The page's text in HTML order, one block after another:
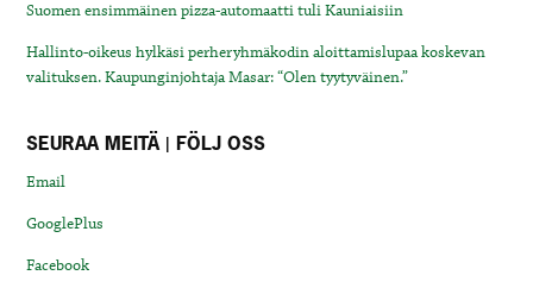
Suomen ensimmäinen pizza-automaatti tuli Kauniaisiin
Hallinto-oikeus hylkäsi perheryhmäkodin aloittamislupaa koskevan
valituksen. Kaupunginjohtaja Masar: “Olen tyytyväinen.”
SEURAA MEITÄ | FÖLJ OSS
Email
GooglePlus
Facebook